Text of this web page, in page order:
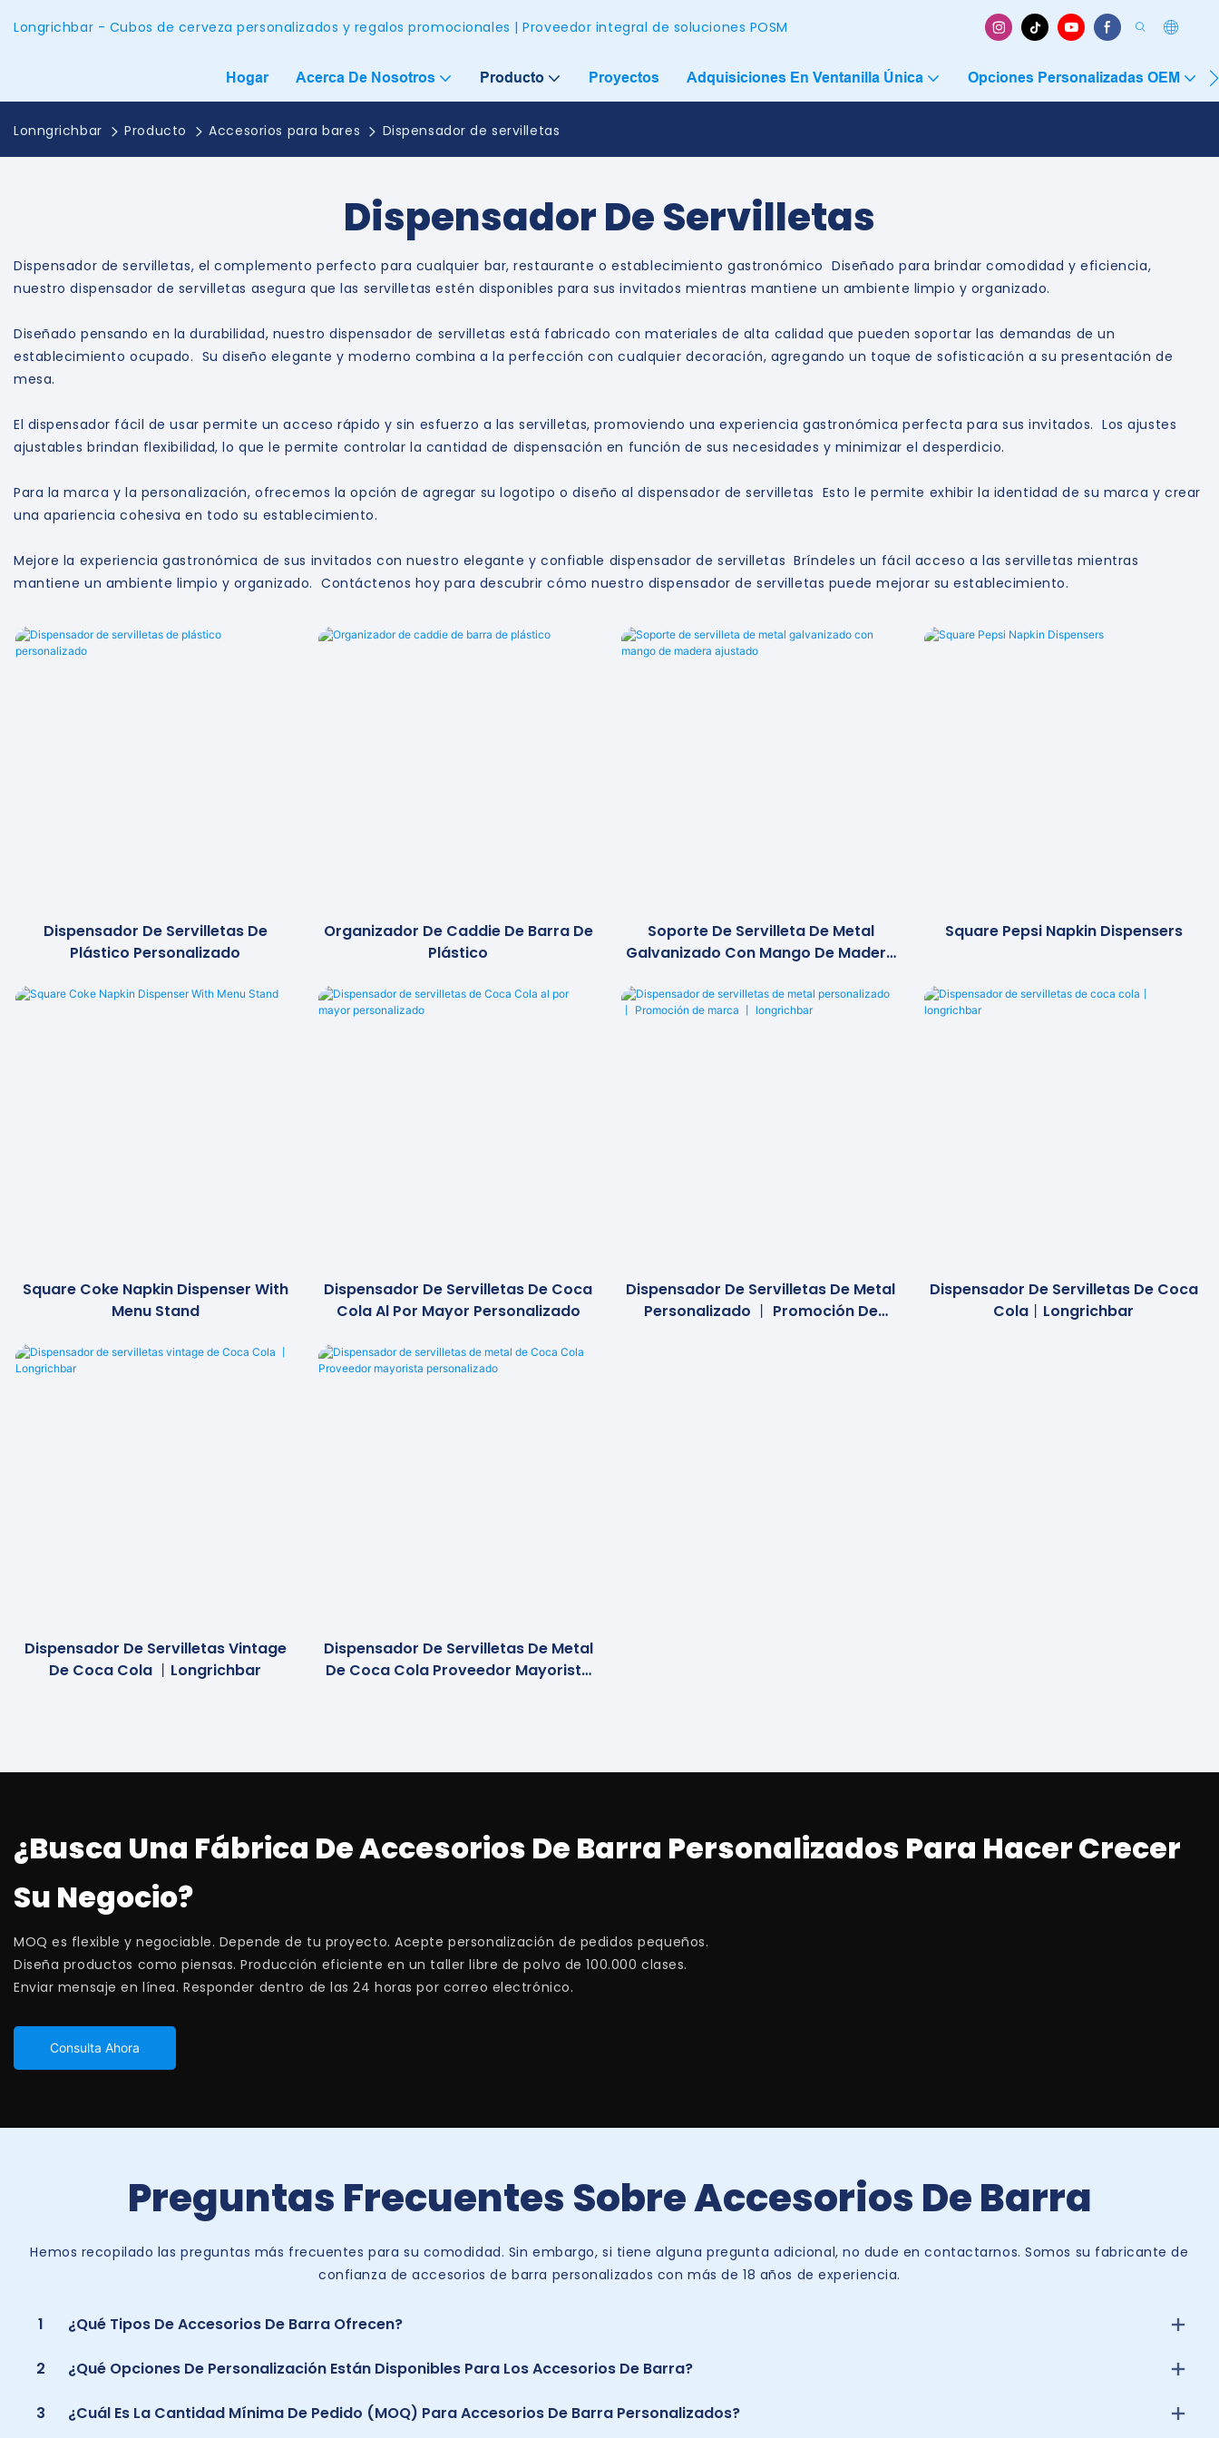
Longrichbar - Cubos de cerveza personalizados y regalos promocionales | Proveedor integral de soluciones POSM
Hogar Acerca De Nosotros Producto Proyectos Adquisiciones En Ventanilla Única Opciones Personalizadas OEM
Lonngrichbar Producto Accesorios para bares Dispensador de servilletas
Dispensador De Servilletas
Dispensador de servilletas, el complemento perfecto para cualquier bar, restaurante o establecimiento gastronómico Diseñado para brindar comodidad y eficiencia,
nuestro dispensador de servilletas asegura que las servilletas estén disponibles para sus invitados mientras mantiene un ambiente limpio y organizado.
Diseñado pensando en la durabilidad, nuestro dispensador de servilletas está fabricado con materiales de alta calidad que pueden soportar las demandas de un
establecimiento ocupado. Su diseño elegante y moderno combina a la perfección con cualquier decoración, agregando un toque de sofisticación a su presentación de
mesa.
El dispensador fácil de usar permite un acceso rápido y sin esfuerzo a las servilletas, promoviendo una experiencia gastronómica perfecta para sus invitados. Los ajustes
ajustables brindan flexibilidad, lo que le permite controlar la cantidad de dispensación en función de sus necesidades y minimizar el desperdicio.
Para la marca y la personalización, ofrecemos la opción de agregar su logotipo o diseño al dispensador de servilletas Esto le permite exhibir la identidad de su marca y crear
una apariencia cohesiva en todo su establecimiento.
Mejore la experiencia gastronómica de sus invitados con nuestro elegante y confiable dispensador de servilletas Bríndeles un fácil acceso a las servilletas mientras
mantiene un ambiente limpio y organizado. Contáctenos hoy para descubrir cómo nuestro dispensador de servilletas puede mejorar su establecimiento.
Dispensador De Servilletas De
Plástico Personalizado
Organizador De Caddie De Barra De
Plástico
Soporte De Servilleta De Metal
Galvanizado Con Mango De Madera
Square Pepsi Napkin Dispensers
Square Coke Napkin Dispenser With
Menu Stand
Dispensador De Servilletas De Coca
Cola Al Por Mayor Personalizado
Dispensador De Servilletas De Metal
Personalizado 丨 Promoción De
Dispensador De Servilletas De Coca
Cola丨longrichbar
Dispensador De Servilletas Vintage
De Coca Cola 丨Longrichbar
Dispensador De Servilletas De Metal
De Coca Cola Proveedor Mayorista
¿Busca Una Fábrica De Accesorios De Barra Personalizados Para Hacer Crecer
Su Negocio?
MOQ es flexible y negociable. Depende de tu proyecto. Acepte personalización de pedidos pequeños.
Diseña productos como piensas. Producción eficiente en un taller libre de polvo de 100.000 clases.
Enviar mensaje en línea. Responder dentro de las 24 horas por correo electrónico.
Consulta Ahora
Preguntas Frecuentes Sobre Accesorios De Barra
Hemos recopilado las preguntas más frecuentes para su comodidad. Sin embargo, si tiene alguna pregunta adicional, no dude en contactarnos. Somos su fabricante de
confianza de accesorios de barra personalizados con más de 18 años de experiencia.
1 ¿Qué Tipos De Accesorios De Barra Ofrecen?
2 ¿Qué Opciones De Personalización Están Disponibles Para Los Accesorios De Barra?
3 ¿Cuál Es La Cantidad Mínima De Pedido (MOQ) Para Accesorios De Barra Personalizados?